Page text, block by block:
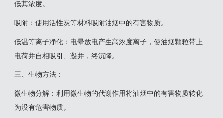
低其浓度。
‌吸附‌：使用活性炭等材料吸附油烟中的有害物质。
‌低温等离子净化‌：电晕放电产生高浓度离子，使油烟颗粒带上
电荷并自相吸引、凝并，终沉降‌。
三‌、生物方法‌：
‌微生物分解‌：利用微生物的代谢作用将油烟中的有害物质转化
为没有危害物质‌。